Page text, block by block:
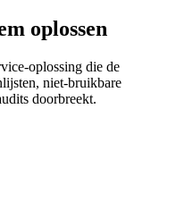
oplossen
oplossing die de
niet-bruikbare
doorbreekt.